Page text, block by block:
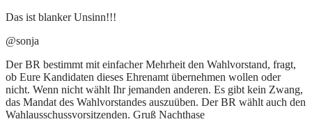
Das ist blanker Unsinn!!!
@sonja
Der BR bestimmt mit einfacher Mehrheit den Wahlvorstand, fragt,
ob Eure Kandidaten dieses Ehrenamt übernehmen wollen oder
nicht. Wenn nicht wählt Ihr jemanden anderen. Es gibt kein Zwang,
das Mandat des Wahlvorstandes auszuüben. Der BR wählt auch den
Wahlausschussvorsitzenden. Gruß Nachthase